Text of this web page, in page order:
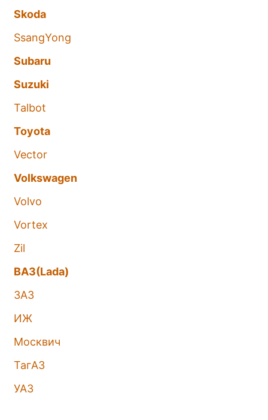
Skoda
SsangYong
Subaru
Suzuki
Talbot
Toyota
Vector
Volkswagen
Volvo
Vortex
Zil
ВАЗ(Lada)
ЗАЗ
ИЖ
Москвич
ТагАЗ
УАЗ